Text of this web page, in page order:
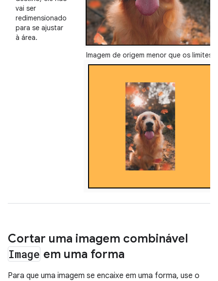
vai ser
redimensionado
para se ajustar
à área.
Imagem de origem menor que os limites:
Cortar uma imagem combinável
Image em uma forma
Para que uma imagem se encaixe em uma forma, use o